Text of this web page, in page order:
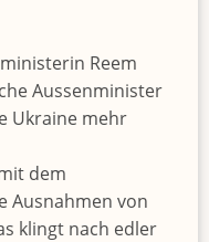
Reem
Aussenminister
Ukraine mehr
dem
Ausnahmen von
klingt nach edler